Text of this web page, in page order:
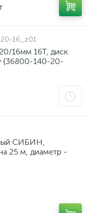
16_z01
16мм 16Т, диск
{36800-140-20-
СИБИН,
25 м, диаметр -